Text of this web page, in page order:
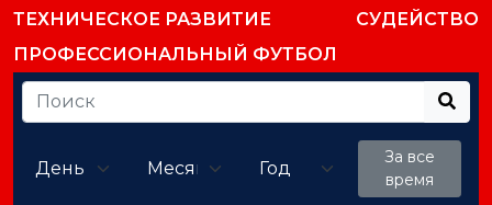
ТЕХНИЧЕСКОЕ РАЗВИТИЕ
СУДЕЙСТВО
ПРОФЕССИОНАЛЬНЫЙ ФУТБОЛ
За все
время